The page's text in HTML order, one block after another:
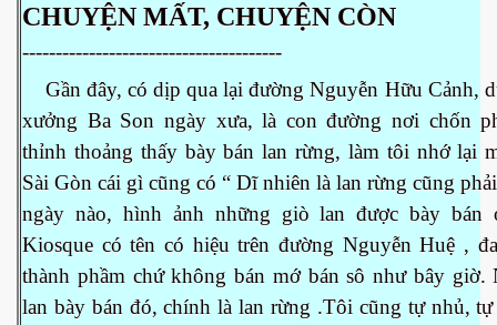
CHUYỆN MẤT, CHUYỆN CÒN
---------------------------------------
Gần đây, có dịp qua lại đường Nguyễn Hữu Cảnh,
xưởng Ba Son ngày xưa, là con đường nơi chốn
thỉnh thoảng thấy bày bán lan rừng, làm tôi nhớ lại
Sài Gòn cái gì cũng có “ Dĩ nhiên là lan rừng cũng
ngày nào, hình ảnh những giò lan được bày bán
Kiosque có tên có hiệu trên đường Nguyễn Huệ ,
thành phầm chứ không bán mớ bán sô như bây giờ.
lan bày bán đó, chính là lan rừng .Tôi cũng tự nhủ,
2015